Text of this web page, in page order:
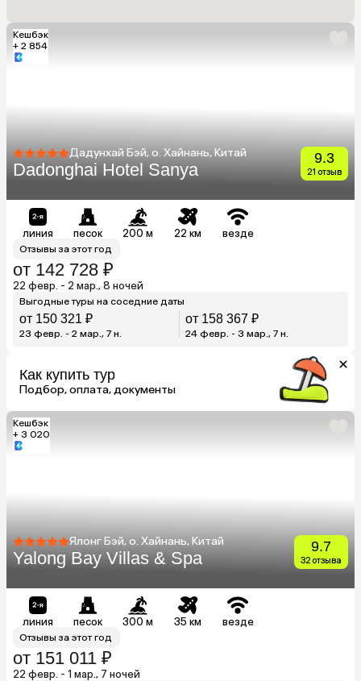
Кешбэк
+ 2 854
Дадунхай Бэй, о. Хайнань, Китай
Dadonghai Hotel Sanya
9.3
21 отзыв
линия песок 200 м 22 км везде
Отзывы за этот год
от 142 728 ₽
22 февр. - 2 мар., 8 ночей
Выгодные туры на соседние даты
от 150 321 ₽
23 февр. - 2 мар., 7 н.
от 158 367 ₽
24 февр. - 3 мар., 7 н.
Как купить тур
Подбор, оплата, документы
Кешбэк
+ 3 020
Ялонг Бэй, о. Хайнань, Китай
Yalong Bay Villas & Spa
9.7
32 отзыва
линия песок 300 м 35 км везде
Отзывы за этот год
от 151 011 ₽
22 февр. - 1 мар., 7 ночей